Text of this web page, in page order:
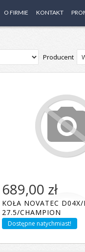
O FIRMIE KONTAKT
Producent
Dodaj do
689,00 zł
KOŁA NOVATEC
27.5/CHAMPION
Dostępne natychmiast!